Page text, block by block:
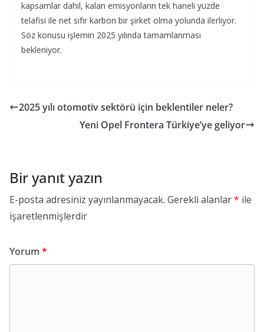
kapsamlar dahil, kalan emisyonların tek haneli yüzde
telafisi ile net sıfır karbon bir şirket olma yolunda ilerliyor.
Söz konusu işlemin 2025 yılında tamamlanması
bekleniyor.
2025 yılı otomotiv sektörü için beklentiler neler?
Yeni Opel Frontera Türkiye’ye geliyor
Bir yanıt yazın
E-posta adresiniz yayınlanmayacak. Gerekli alanlar* ile
işaretlenmişlerdir
Yorum *